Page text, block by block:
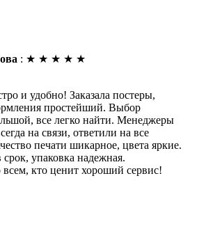
: ★ ★ ★ ★ ★
и удобно! Заказала постеры,
простейший. Выбор
все легко найти. Менеджеры
на связи, ответили на все
печати шикарное, цвета яркие.
упаковка надежная.
кто ценит хороший сервис!